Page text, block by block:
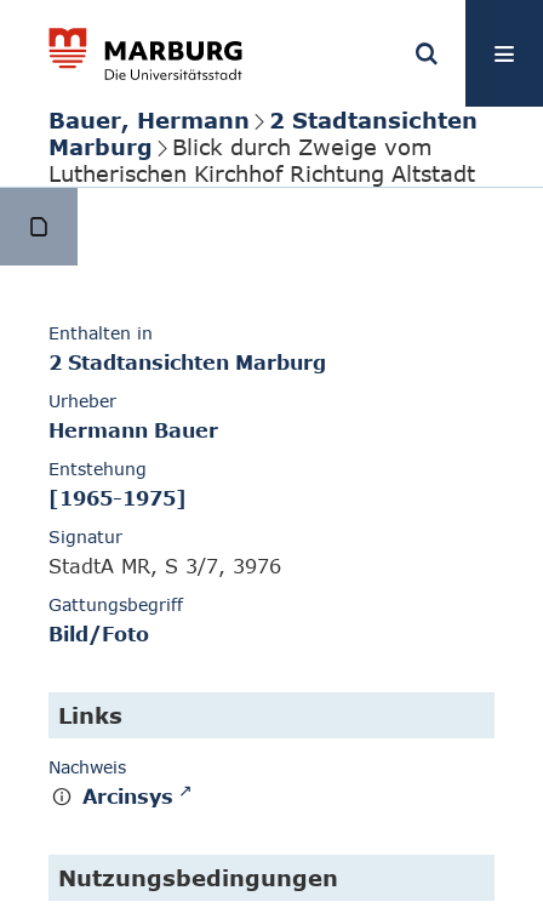
Bauer, Hermann
2 Stadtansichten
Marburg
Blick durch Zweige vom
Lutherischen Kirchhof Richtung Altstadt
Enthalten in
2 Stadtansichten Marburg
Urheber
Hermann Bauer
Entstehung
[1965-1975]
Signatur
StadtA MR, S 3/7, 3976
Gattungsbegriff
Bild/Foto
Links
Nachweis
Arcinsys
Nutzungsbedingungen